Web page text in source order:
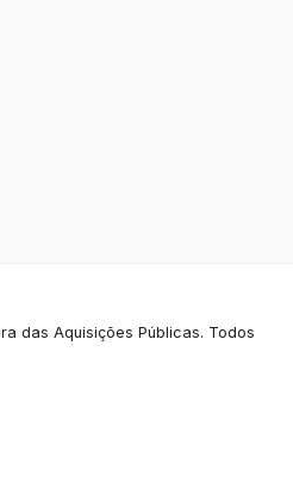
das Aquisições Públicas. Todos